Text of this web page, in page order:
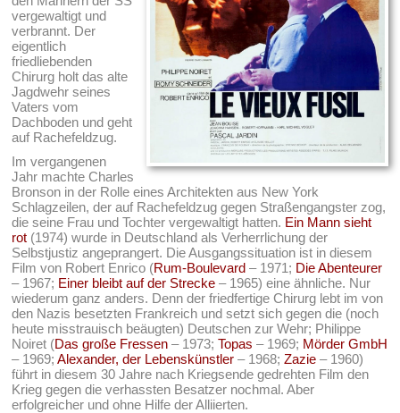
vergewaltigt und
verbrannt. Der
eigentlich
friedliebenden
Chirurg holt das alte
Jagdwehr seines
Vaters vom
Dachboden und geht
auf Rachefeldzug.
Im vergangenen
Jahr machte Charles
Bronson in der Rolle eines Architekten aus New York
Schlagzeilen, der auf Rachefeldzug gegen Straßengangster zog,
die seine Frau und Tochter vergewaltigt hatten. Ein Mann sieht
rot (1974) wurde in Deutschland als Verherrlichung der
Selbstjustiz angeprangert. Die Ausgangssituation ist in diesem
Film von Robert Enrico (Rum-Boulevard – 1971; Die Abenteurer
– 1967; Einer bleibt auf der Strecke – 1965) eine ähnliche. Nur
wiederum ganz anders. Denn der friedfertige Chirurg lebt im von
den Nazis besetzten Frankreich und setzt sich gegen die (noch
heute misstrauisch beäugten) Deutschen zur Wehr; Philippe
Noiret (Das große Fressen – 1973;Topas – 1969; Mörder GmbH
– 1969;Alexander, der Lebenskünstler – 1968;Zazie – 1960)
führt in diesem 30 Jahre nach Kriegsende gedrehten Film den
Krieg gegen die verhassten Besatzer nochmal. Aber
erfolgreicher und ohne Hilfe der Alliierten.